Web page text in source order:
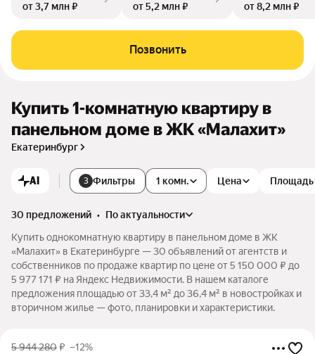
от 3,7 млн ₽
от 5,2 млн ₽
от 8,2 млн ₽
Позвонить
Купить 1-комнатную квартиру в
панельном доме в ЖК «Малахит»
Екатеринбург
AI 3 Фильтры 1 комн. Цена Площадь
30 предложений •
по актуальности
Купить однокомнатную квартиру в панельном доме в ЖК
«Малахит» в Екатеринбурге — 30 объявлений от агентств и
собственников по продаже квартир по цене от 5 150 000 ₽ до
5 977 171 ₽ на Яндекс Недвижимости. В нашем каталоге
предложения площадью от 33,4 м² до 36,4 м² в новостройках и
вторичном жилье — фото, планировки и характеристики.
5 944 280₽ –12%